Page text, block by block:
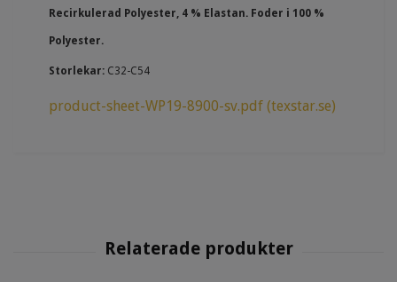
Recirkulerad Polyester, 4 % Elastan. Foder i 100 %
Polyester.
Storlekar: C32-C54
product-sheet-WP19-8900-sv.pdf (texstar.se)